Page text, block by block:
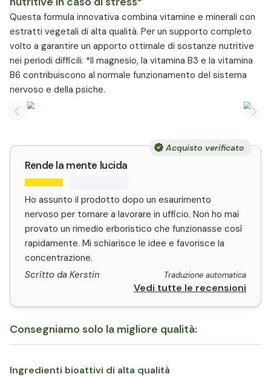
Questa formula innovativa combina vitamine e minerali con
estratti vegetali di alta qualità. Per un supporto completo
volto a garantire un apporto ottimale di sostanze nutritive
nei periodi difficili. *Il magnesio, la vitamina B3 e la vitamina
B6 contribuiscono al normale funzionamento del sistema
nervoso e della psiche.
Previous slide
Acquisto verificato
Rende la mente lucida
Ho assunto il prodotto dopo un esaurimento
nervoso per tornare a lavorare in ufficio. Non ho mai
provato un rimedio erboristico che funzionasse così
rapidamente. Mi schiarisce le idee e favorisce la
concentrazione.
Scritto da Kerstin
Traduzione automatica
Vedi tutte le recensioni
Consegniamo solo la migliore qualità:
Ingredienti bioattivi di alta qualità